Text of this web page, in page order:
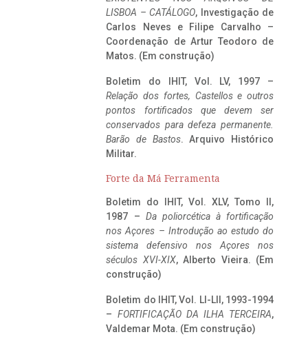
LISBOA – CATÁLOGO, Investigação de
Carlos Neves e Filipe Carvalho –
Coordenação de Artur Teodoro de
Matos. (Em construção)
Boletim do IHIT, Vol. LV, 1997 –
Relação dos fortes, Castellos e outros
pontos fortificados que devem ser
conservados para defeza permanente.
Barão de Bastos. Arquivo Histórico
Militar.
Forte da Má Ferramenta
Boletim do IHIT, Vol. XLV, Tomo II,
1987 – Da poliorcética à fortificação
nos Açores – Introdução ao estudo do
sistema defensivo nos Açores nos
séculos XVI-XIX, Alberto Vieira. (Em
construção)
Boletim do IHIT, Vol. LI-LII, 1993-1994
– FORTIFICAÇÃO DA ILHA TERCEIRA,
Valdemar Mota. (Em construção)